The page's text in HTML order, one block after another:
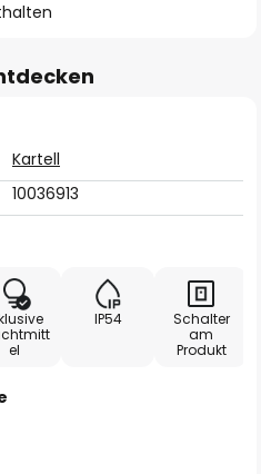
Kartell
10036913
el
IP54
Schalter
am
Produkt